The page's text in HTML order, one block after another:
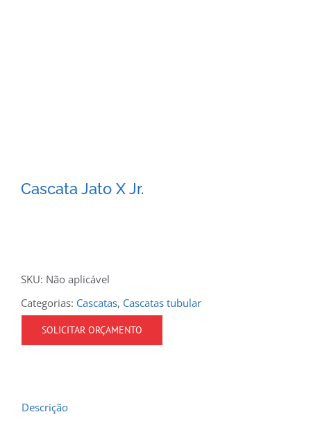
Cascata Jato X Jr.
SKU: Não aplicável
Categorias: Cascatas, Cascatas tubular
SOLICITAR ORÇAMENTO
Descrição